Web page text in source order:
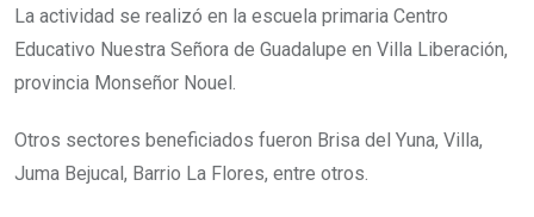
La actividad se realizó en la escuela primaria Centro
Educativo Nuestra Señora de Guadalupe en Villa Liberación,
provincia Monseñor Nouel.
Otros sectores beneficiados fueron Brisa del Yuna, Villa,
Juma Bejucal, Barrio La Flores, entre otros.